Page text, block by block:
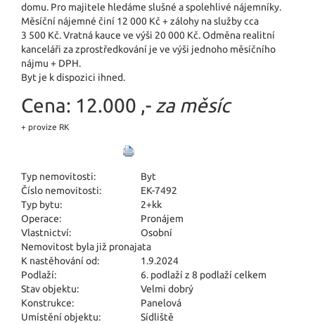
domu. Pro majitele hledáme slušné a spolehlivé nájemníky.
Měsíční nájemné činí 12 000 Kč + zálohy na služby cca
3 500 Kč. Vratná kauce ve výši 20 000 Kč. Odměna realitní
kanceláři za zprostředkování je ve výši jednoho měsíčního
nájmu + DPH.
Byt je k dispozici ihned.
Cena: 12.000 ,- za měsíc
+ provize RK
Typ nemovitosti:
Byt
Číslo nemovitosti:
EK-7492
Typ bytu:
2+kk
Operace:
Pronájem
Vlastnictví:
Osobní
Nemovitost byla již pronajata
K nastěhování od:
1.9.2024
Podlaží:
6. podlaží z 8 podlaží celkem
Stav objektu:
Velmi dobrý
Konstrukce:
Panelová
Umístění objektu:
Sídliště